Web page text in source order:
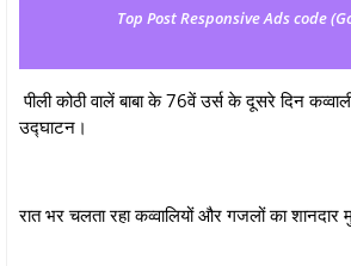
Top Post Responsive Ads code
पीली कोठी वालें बाबा के 76वें उर्स के दूसरे दिन
उद्घाटन।
रात भर चलता रहा कव्वालियों और गजलों का शानदार